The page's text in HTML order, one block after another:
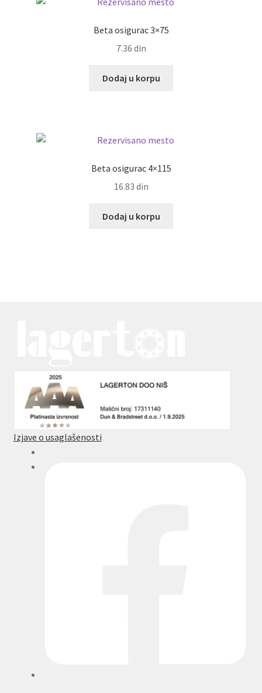
Beta osigurac 3×75
7.36 din
Dodaj u korpu
Beta osigurac 4×115
16.83 din
Dodaj u korpu
Izjave o usaglašenosti